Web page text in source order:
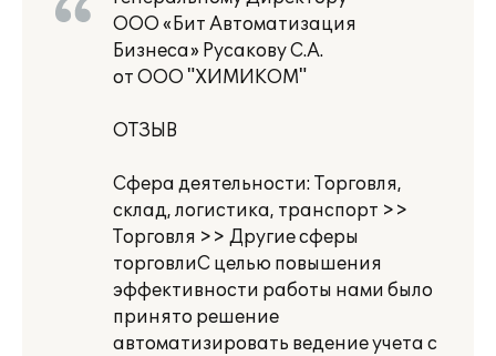
ООО «Бит Автоматизация
Бизнеса» Русакову С.А.
от ООО "ХИМИКОМ"
ОТЗЫВ
Сфера деятельности: Торговля,
склад, логистика, транспорт >>
Торговля >> Другие сферы
торговлиС целью повышения
эффективности работы нами было
принято решение
автоматизировать ведение учета с